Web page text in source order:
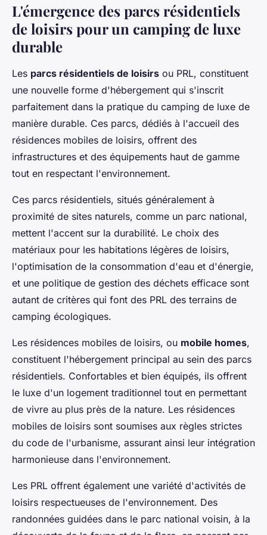
L'émergence des parcs résidentiels
de loisirs pour un camping de luxe
durable
Les parcs résidentiels de loisirs ou PRL, constituent
une nouvelle forme d'hébergement qui s'inscrit
parfaitement dans la pratique du camping de luxe de
manière durable. Ces parcs, dédiés à l'accueil des
résidences mobiles de loisirs, offrent des
infrastructures et des équipements haut de gamme
tout en respectant l'environnement.
Ces parcs résidentiels, situés généralement à
proximité de sites naturels, comme un parc national,
mettent l'accent sur la durabilité. Le choix des
matériaux pour les habitations légères de loisirs,
l'optimisation de la consommation d'eau et d'énergie,
et une politique de gestion des déchets efficace sont
autant de critères qui font des PRL des terrains de
camping écologiques.
Les résidences mobiles de loisirs, ou mobile homes,
constituent l'hébergement principal au sein des parcs
résidentiels. Confortables et bien équipés, ils offrent
le luxe d'un logement traditionnel tout en permettant
de vivre au plus près de la nature. Les résidences
mobiles de loisirs sont soumises aux règles strictes
du code de l'urbanisme, assurant ainsi leur intégration
harmonieuse dans l'environnement.
Les PRL offrent également une variété d'activités de
loisirs respectueuses de l'environnement. Des
randonnées guidées dans le parc national voisin, à la